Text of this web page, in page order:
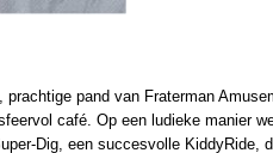
prachtige pand van Fraterman
café. Op een ludieke manier
Dig, een succesvolle KiddyRide,